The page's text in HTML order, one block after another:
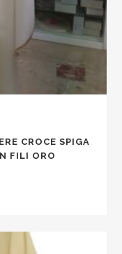
CROCE SPIGA
FILI ORO